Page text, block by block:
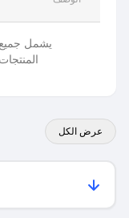
يشمل جميع
المنتجات
عرض الكل